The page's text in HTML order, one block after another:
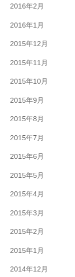
2016年2月
2016年1月
2015年12月
2015年11月
2015年10月
2015年9月
2015年8月
2015年7月
2015年6月
2015年5月
2015年4月
2015年3月
2015年2月
2015年1月
2014年12月